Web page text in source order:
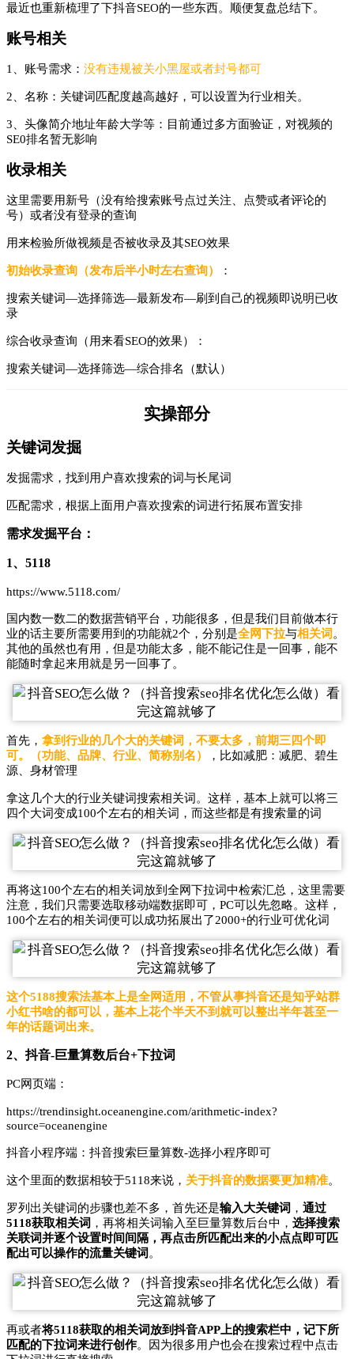
最近也重新梳理了下抖音SEO的一些东西。顺便复盘总结下。
账号相关
1、账号需求： 没有违规被关小黑屋或者封号都可
2、名称：关键词匹配度越高越好，可以设置为行业相关。
3、头像简介地址年龄大学等：目前通过多方面验证，对视频的
SE0排名暂无影响
收录相关
这里需要用新号（没有给搜索账号点过关注、点赞或者评论的
号）或者没有登录的查询
用来检验所做视频是否被收录及其SEO效果
初始收录查询（发布后半小时左右查询） ：
搜索关键词—选择筛选—最新发布—刷到自己的视频即说明已收
录
综合收录查询（用来看SEO的效果）：
搜索关键词—选择筛选—综合排名（默认）
实操部分
关键词发掘
发掘需求，找到用户喜欢搜索的词与长尾词
匹配需求，根据上面用户喜欢搜索的词进行拓展布置安排
需求发掘平台：
1、5118
https://www.5118.com/
国内数一数二的数据营销平台，功能很多，但是我们目前做本行
业的话主要所需要用到的功能就2个，分别是全网下拉与相关词 。
其他的虽然也有用，但是功能太多，能不能记住是一回事，能不
能随时拿起来用就是另一回事了。
首先， 拿到行业的几个大的关键词，不要太多，前期三四个即
可。（功能、品牌、行业、简称别名）
，比如减肥：减肥、碧生
源、身材管理
拿这几个大的行业关键词搜索相关词。这样，基本上就可以将三
四个大词变成100个左右的相关词，而这些都是有搜索量的词
再将这100个左右的相关词放到全网下拉词中检索汇总，这里需要
注意，我们只需要选取移动端数据即可，PC可以先忽略。这样，
100个左右的相关词便可以成功拓展出了2000+的行业可优化词
这个5188搜索法基本上是全网适用，不管从事抖音还是知乎站群
小红书啥的都可以，基本上花个半天不到就可以整出半年甚至一
年的话题词出来。
2、抖音-巨量算数后台+下拉词
PC网页端：
https://trendinsight.oceanengine.com/arithmetic-index?
source=oceanengine
抖音小程序端：抖音搜索巨量算数-选择小程序即可
这个里面的数据相较于5118来说， 关于抖音的数据要更加精准。
罗列出关键词的步骤也差不多，首先还是输入大关键词 ， 通过
5118获取相关词 ，再将相关词输入至巨量算数后台中， 选择搜索
关联词并逐个设置时间间隔，再点击所匹配出来的小点点即可匹
配出可以操作的流量关键词 。
再或者将5118获取的相关词放到抖音APP上的搜索栏中，记下所
匹配的下拉词来进行创作。因为很多用户也会在搜索过程中点击